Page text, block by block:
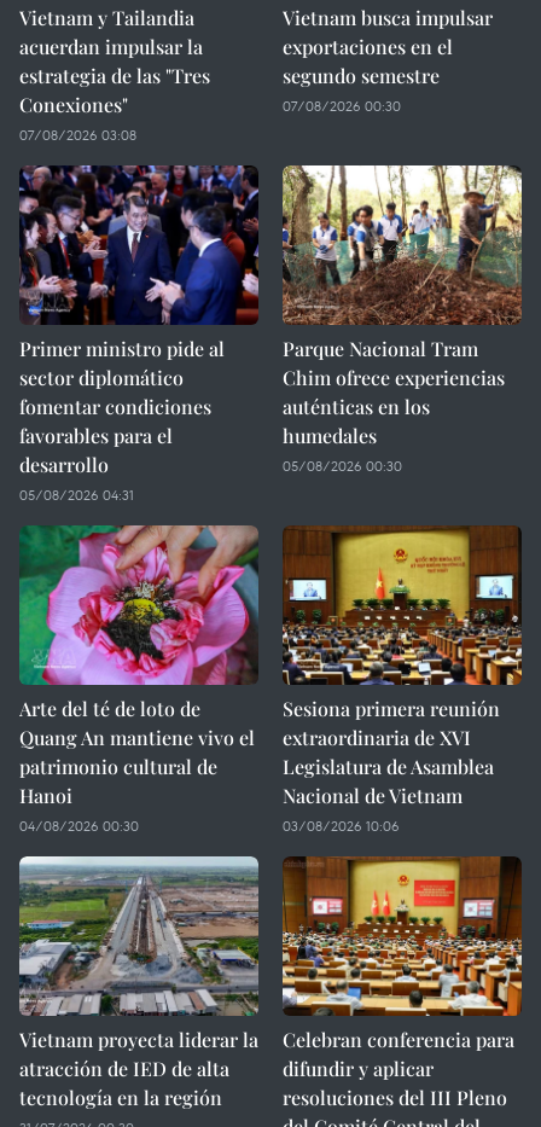
Vietnam y Tailandia
acuerdan impulsar la
estrategia de las "Tres
Conexiones"
07/08/2026 03:08
Vietnam busca impulsar
exportaciones en el
segundo semestre
07/08/2026 00:30
Primer ministro pide al
sector diplomático
fomentar condiciones
favorables para el
desarrollo
05/08/2026 04:31
Parque Nacional Tram
Chim ofrece experiencias
auténticas en los
humedales
05/08/2026 00:30
Arte del té de loto de
Quang An mantiene vivo el
patrimonio cultural de
Hanoi
04/08/2026 00:30
Sesiona primera reunión
extraordinaria de XVI
Legislatura de Asamblea
Nacional de Vietnam
03/08/2026 10:06
Vietnam proyecta liderar la
atracción de IED de alta
tecnología en la región
Celebran conferencia para
difundir y aplicar
resoluciones del III Pleno